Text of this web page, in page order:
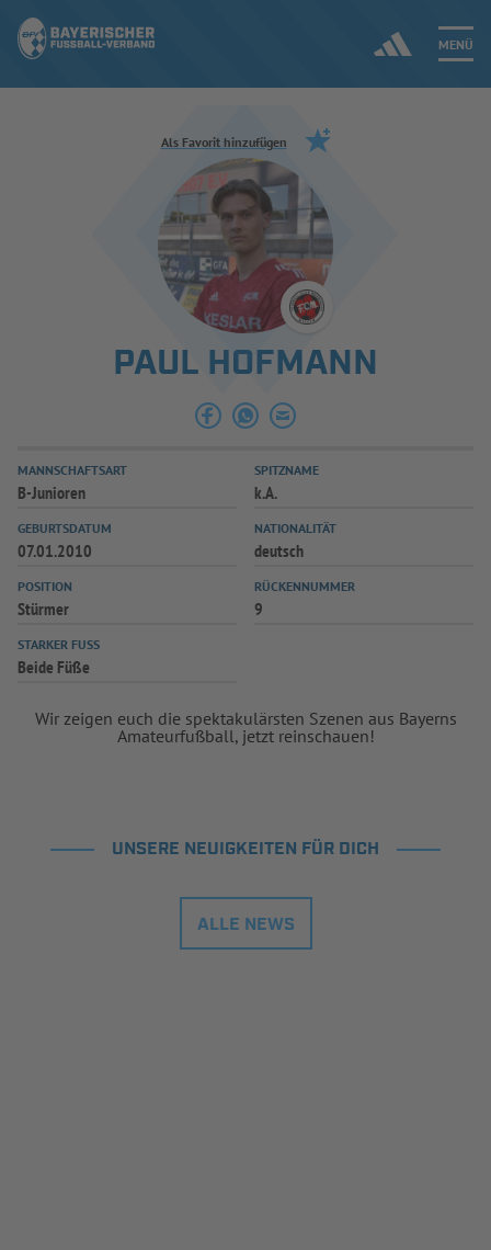
MENÜ
Jetzt einloggen
ERGEBNISSE & WETTBEWERBE
SPIELBETRIEB & VERBANDSLEBEN
AUSBILDUNG & FÖRDERUNG
SPIELPLUS
Als Favorit hinzufügen
PAUL HOFMANN
MANNSCHAFTSART
B-Junioren
SPITZNAME
k.A.
GEBURTSDATUM
07.01.2010
NATIONALITÄT
deutsch
POSITION
Stürmer
RÜCKENNUMMER
9
STARKER FUSS
Beide Füße
Wir zeigen euch die spektakulärsten Szenen aus Bayerns
Amateurfußball, jetzt reinschauen!
UNSERE NEUIGKEITEN FÜR DICH
ALLE NEWS